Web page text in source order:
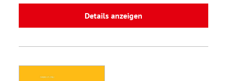
Details anzeigen